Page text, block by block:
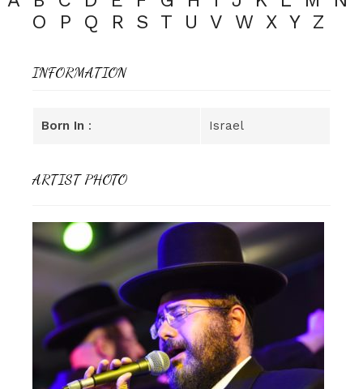
O
P Q R S T U V W X Y Z
INFORMATION
Born In : Israel
ARTIST PHOTO